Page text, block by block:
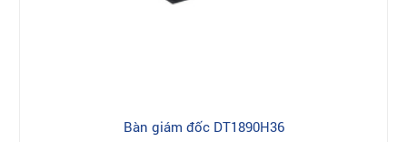
Bàn giám đốc DT1890H36